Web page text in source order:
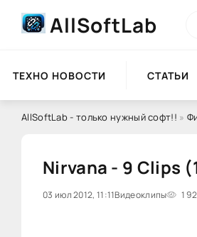
AllSoftLab
ТЕХНО НОВОСТИ СТАТЬИ
AllSoftLab - только нужный софт!! »
Nirvana - 9 Clips
03 июл 2012, 11:11Видеоклипы 1
0 1 2 3 4